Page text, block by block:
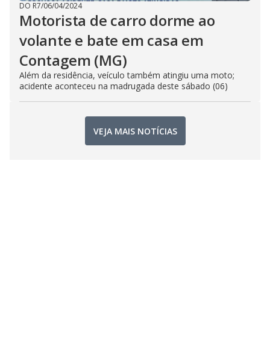
DO R7/06/04/2024
Motorista de carro dorme ao
volante e bate em casa em
Contagem (MG)
Além da residência, veículo também atingiu uma moto;
acidente aconteceu na madrugada deste sábado (06)
VEJA MAIS NOTÍCIAS